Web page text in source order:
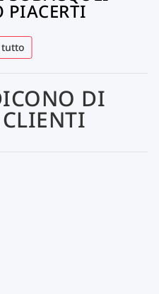
PIACERTI
tutto
DI